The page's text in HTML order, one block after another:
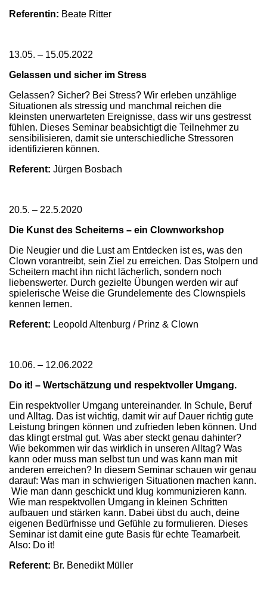
Referentin: Beate Ritter
13.05. – 15.05.2022
Gelassen und sicher im Stress
Gelassen? Sicher? Bei Stress? Wir erleben unzählige
Situationen als stressig und manchmal reichen die
kleinsten unerwarteten Ereignisse, dass wir uns gestresst
fühlen. Dieses Seminar beabsichtigt die Teilnehmer zu
sensibilisieren, damit sie unterschiedliche Stressoren
identifizieren können.
Referent: Jürgen Bosbach
20.5. – 22.5.2020
Die Kunst des Scheiterns – ein Clownworkshop
Die Neugier und die Lust am Entdecken ist es, was den
Clown vorantreibt, sein Ziel zu erreichen. Das Stolpern und
Scheitern macht ihn nicht lächerlich, sondern noch
liebenswerter. Durch gezielte Übungen werden wir auf
spielerische Weise die Grundelemente des Clownspiels
kennen lernen.
Referent: Leopold Altenburg / Prinz & Clown
10.06. – 12.06.2022
Do it! – Wertschätzung und respektvoller Umgang.
Ein respektvoller Umgang untereinander. In Schule, Beruf
und Alltag. Das ist wichtig, damit wir auf Dauer richtig gute
Leistung bringen können und zufrieden leben können. Und
das klingt erstmal gut. Was aber steckt genau dahinter?
Wie bekommen wir das wirklich in unseren Alltag? Was
kann oder muss man selbst tun und was kann man mit
anderen erreichen? In diesem Seminar schauen wir genau
darauf: Was man in schwierigen Situationen machen kann.
Wie man dann geschickt und klug kommunizieren kann.
Wie man respektvollen Umgang in kleinen Schritten
aufbauen und stärken kann. Dabei übst du auch, deine
eigenen Bedürfnisse und Gefühle zu formulieren. Dieses
Seminar ist damit eine gute Basis für echte Teamarbeit.
Also: Do it!
Referent: Br. Benedikt Müller